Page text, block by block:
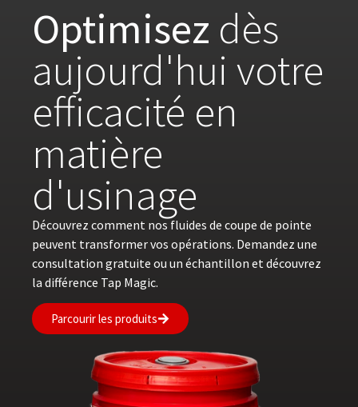
Optimisez dès
aujourd'hui votre
efficacité en
matière
d'usinage
Découvrez comment nos fluides de coupe de pointe
peuvent transformer vos opérations. Demandez une
consultation gratuite ou un échantillon et découvrez
la différence Tap Magic.
Parcourir les produits